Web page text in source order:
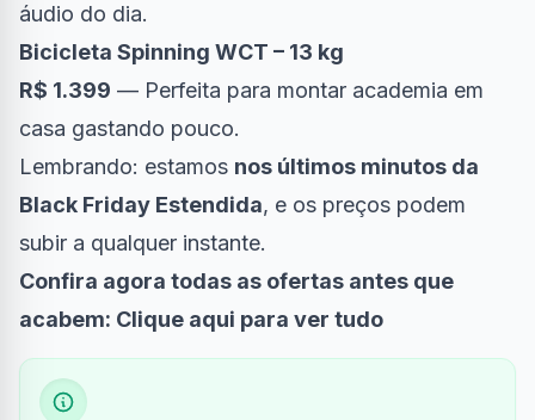
áudio do dia.
Bicicleta Spinning WCT – 13 kg
R$ 1.399 — Perfeita para montar academia em
casa gastando pouco.
Lembrando: estamos nos últimos minutos da
Black Friday Estendida, e os preços podem
subir a qualquer instante.
Confira agora todas as ofertas antes que
acabem: Clique aqui para ver tudo